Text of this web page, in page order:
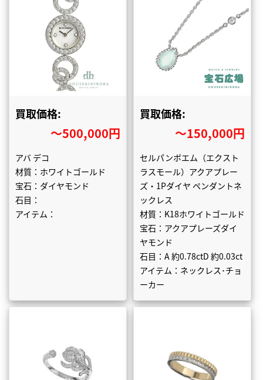
買取価格:
〜500,000円
アバ デコ
材質：ホワイトゴールド
宝石：ダイヤモンド
石目：
アイテム：
買取価格:
〜150,000円
セルパンボエム（エクスト
ラスモール）アクアプレー
ズ・1Pダイヤ ペンダントネ
ックレス
材質：K18ホワイトゴールド
宝石：アクアプレーズダイ
ヤモンド
石目：A 約0.78ctD 約0.03ct
アイテム：ネックレス･チョ
ーカー